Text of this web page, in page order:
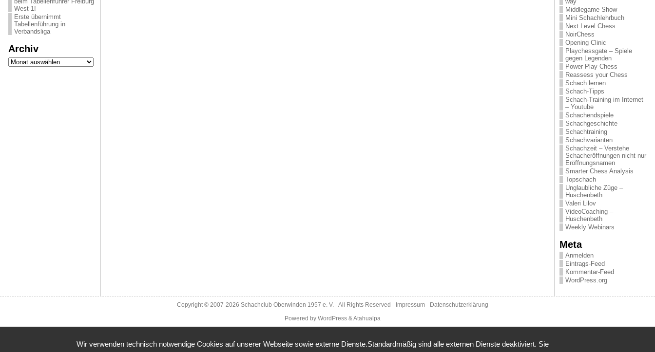
West 1!
Erste übernimmt
Tabellenführung in
Verbandsliga
Archiv
Archiv
Middlegame Show
Mini Schachlehrbuch
Next Level Chess
NoirChess
Opening Clinic
Playchessgate – Spiele
gegen Legenden
Power Play Chess
Reassess your Chess
Schach lernen
Schach-Tipps
Schach-Training im Internet
– Youtube
Schachendspiele
Schachgeschichte
Schachtraining
Schachvarianten
Schachzeit – Verstehe
Schacheröffnungen nicht nur
Eröffnungsnamen
Smarter Chess Analysis
Topschach
Unglaubliche Züge –
Huschenbeth
Valeri Lilov
VideoCoaching –
Huschenbeth
Weekly Webinars
Meta
Anmelden
Eintrags-Feed
Kommentar-Feed
WordPress.org
Copyright © 2007-2026 Schachclub Oberwinden 1957 e. V.- All Rights Reserved - Impressum- Datenschutzerklärung
Powered by WordPress&Atahualpa
Wir verwenden technisch notwendige Cookies auf unserer Webseite sowie externe Dienste.Standardmäßig sind alle externen Dienste deaktiviert. Sie